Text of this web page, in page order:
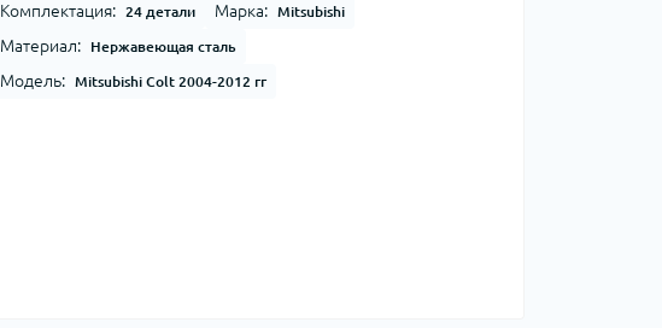
Комплектация: 24 детали Марка: Mitsubishi
Материал: Нержавеющая сталь
Модель: Mitsubishi Colt 2004-2012 гг